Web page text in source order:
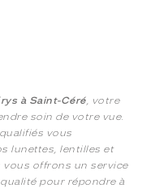
à Saint-Céré, votre
soin de votre vue.
vous
lunettes, lentilles et
offrons un service
pour répondre à